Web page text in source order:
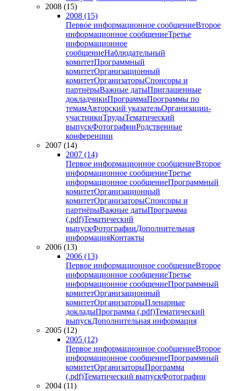
2008 (15)
2008 (15)
Первое информационное сообщениеВторое
информационное сообщениеТретье
информационное
сообщениеНаблюдательный
комитетПрограммный
комитетОрганизационный
комитетОрганизаторыСпонсоры и
партнёрыВажные датыПриглашенные
докладчикиПрограммаПрограммы по
темамАвторский указательОрганизации-
участникиТрудыТематический
выпускФотографииРодственные
конференции
2007 (14)
2007 (14)
Первое информационное сообщениеВторое
информационное сообщениеТретье
информационное сообщениеПрограммный
комитетОрганизационный
комитетОрганизаторыСпонсоры и
партнёрыВажные датыПрограмма
(.pdf)Тематический
выпускФотографииДополнительная
информацияКонтакты
2006 (13)
2006 (13)
Первое информационное сообщениеВторое
информационное сообщениеТретье
информационное сообщениеПрограммный
комитетОрганизационный
комитетОрганизаторыПленарные
докладыПрограмма (.pdf)Тематический
выпускДополнительная информация
2005 (12)
2005 (12)
Первое информационное сообщениеВторое
информационное сообщениеПрограммный
комитетОрганизаторыПрограмма
(.pdf)Тематический выпускФотографии
2004 (11)